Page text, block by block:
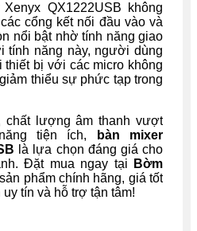
QX1222USB không
cổng kết nối đầu vào và
nổi bật nhờ tính năng giao
tính năng này, người dùng
thiết bị với các micro không
thiểu sự phức tạp trong
chất lượng âm thanh vượt
tiện ích,
bàn mixer
là lựa chọn đáng giá cho
Đặt mua ngay tại
Bờm
phẩm chính hãng, giá tốt
tín và hỗ trợ tận tâm!